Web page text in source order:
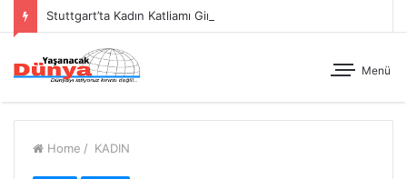
Menü
Home / KADIN